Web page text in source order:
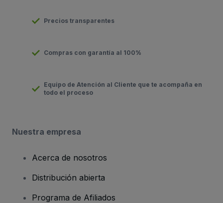
Precios transparentes
Compras con garantía al 100%
Equipo de Atención al Cliente que te acompaña en
todo el proceso
Nuestra empresa
Acerca de nosotros
Distribución abierta
Programa de Afiliados